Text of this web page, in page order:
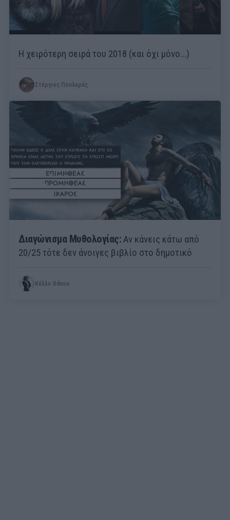
Η χειρότερη σειρά του 2018 (και όχι μόνο...)
Στέργιος Πουλερές
Διαγώνισμα Μυθολογίας:Αν κάνεις κάτω από
20/25 τότε δεν άνοιγες βιβλίο στο δημοτικό
Κέλλυ Θάνου